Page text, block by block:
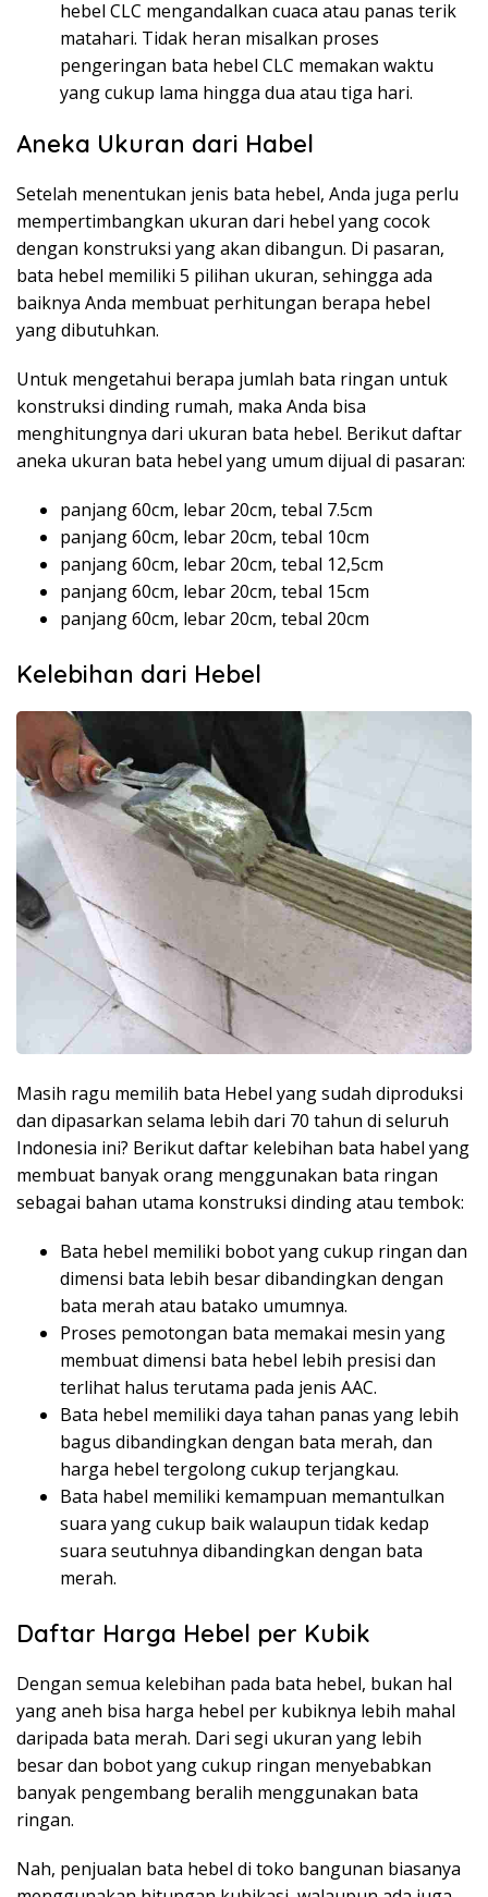
hebel CLC mengandalkan cuaca atau panas terik
matahari. Tidak heran misalkan proses
pengeringan bata hebel CLC memakan waktu
yang cukup lama hingga dua atau tiga hari.
Aneka Ukuran dari Habel
Setelah menentukan jenis bata hebel, Anda juga perlu
mempertimbangkan ukuran dari hebel yang cocok
dengan konstruksi yang akan dibangun. Di pasaran,
bata hebel memiliki 5 pilihan ukuran, sehingga ada
baiknya Anda membuat perhitungan berapa hebel
yang dibutuhkan.
Untuk mengetahui berapa jumlah bata ringan untuk
konstruksi dinding rumah, maka Anda bisa
menghitungnya dari ukuran bata hebel. Berikut daftar
aneka ukuran bata hebel yang umum dijual di pasaran:
panjang 60cm, lebar 20cm, tebal 7.5cm
panjang 60cm, lebar 20cm, tebal 10cm
panjang 60cm, lebar 20cm, tebal 12,5cm
panjang 60cm, lebar 20cm, tebal 15cm
panjang 60cm, lebar 20cm, tebal 20cm
Kelebihan dari Hebel
Masih ragu memilih bata Hebel yang sudah diproduksi
dan dipasarkan selama lebih dari 70 tahun di seluruh
Indonesia ini? Berikut daftar kelebihan bata habel yang
membuat banyak orang menggunakan bata ringan
sebagai bahan utama konstruksi dinding atau tembok:
Bata hebel memiliki bobot yang cukup ringan dan
dimensi bata lebih besar dibandingkan dengan
bata merah atau batako umumnya.
Proses pemotongan bata memakai mesin yang
membuat dimensi bata hebel lebih presisi dan
terlihat halus terutama pada jenis AAC.
Bata hebel memiliki daya tahan panas yang lebih
bagus dibandingkan dengan bata merah, dan
harga hebel tergolong cukup terjangkau.
Bata habel memiliki kemampuan memantulkan
suara yang cukup baik walaupun tidak kedap
suara seutuhnya dibandingkan dengan bata
merah.
Daftar Harga Hebel per Kubik
Dengan semua kelebihan pada bata hebel, bukan hal
yang aneh bisa harga hebel per kubiknya lebih mahal
daripada bata merah. Dari segi ukuran yang lebih
besar dan bobot yang cukup ringan menyebabkan
banyak pengembang beralih menggunakan bata
ringan.
Nah, penjualan bata hebel di toko bangunan biasanya